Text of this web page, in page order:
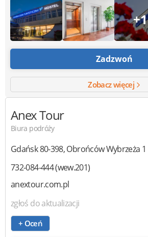
+1
Zadzwoń
Zobacz więcej
Anex Tour
Biura podróży
Gdańsk80-398,Obrońców Wybrzeża 1
732-084-444 (wew.201)
anextour.com.pl
zgłoś do aktualizacji
+ Oceń